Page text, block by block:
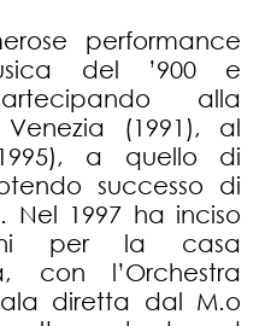
performance
del ’900 e
alla
(1991), al
a quello di
successo di
1997 ha inciso
per la casa
con l’Orchestra
diretta dal M.o